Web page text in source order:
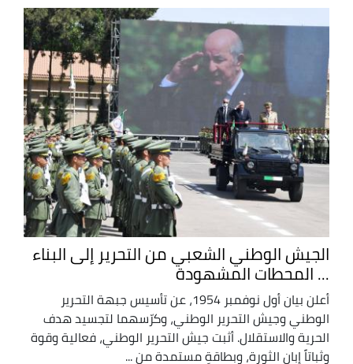
الجيش الوطني الشعبي من التحرير إلى البناء
... المحطات المشهودة
أعلن بيان أول نوفمبر 1954، عن تأسيس جبهة التحرير
الوطني وجيش التحرير الوطني، وكرّسهما لتجسيد هدف
الحرية والاستقلال. أثبت جيش التحرير الوطني، فعالية وقوة
وثباتاً إبان الثورة، وبطاقةٍ مستمدة من ...